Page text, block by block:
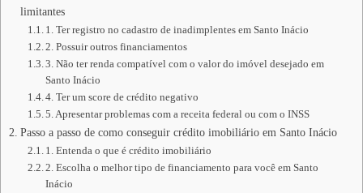
limitantes
1. Ter registro no cadastro de inadimplentes em Santo Inácio
2. Possuir outros financiamentos
3. Não ter renda compatível com o valor do imóvel desejado em
Santo Inácio
4. Ter um score de crédito negativo
5. Apresentar problemas com a receita federal ou com o INSS
Passo a passo de como conseguir crédito imobiliário em Santo Inácio
1. Entenda o que é crédito imobiliário
2. Escolha o melhor tipo de financiamento para você em Santo
Inácio